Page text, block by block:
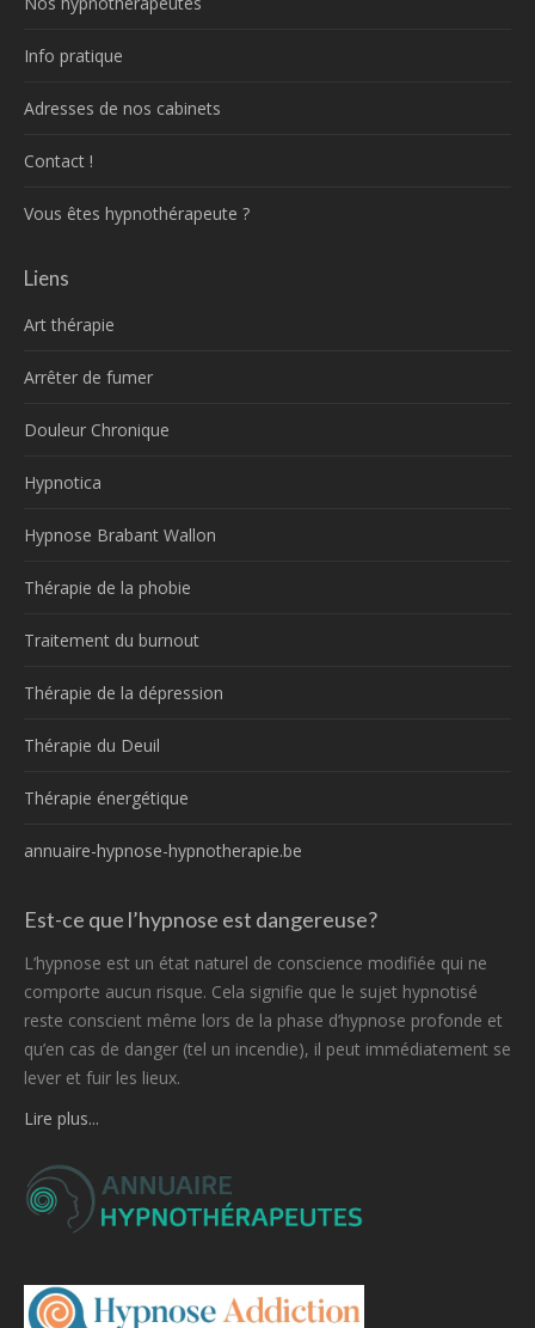
Info pratique
Adresses de nos cabinets
Contact !
Vous êtes hypnothérapeute ?
Liens
Art thérapie
Arrêter de fumer
Douleur Chronique
Hypnotica
Hypnose Brabant Wallon
Thérapie de la phobie
Traitement du burnout
Thérapie de la dépression
Thérapie du Deuil
Thérapie énergétique
annuaire-hypnose-hypnotherapie.be
Est-ce que l’hypnose est dangereuse?
L’hypnose est un état naturel de conscience modifiée qui ne
comporte aucun risque. Cela signifie que le sujet hypnotisé
reste conscient même lors de la phase d’hypnose profonde et
qu’en cas de danger (tel un incendie), il peut immédiatement se
lever et fuir les lieux.
Lire plus...